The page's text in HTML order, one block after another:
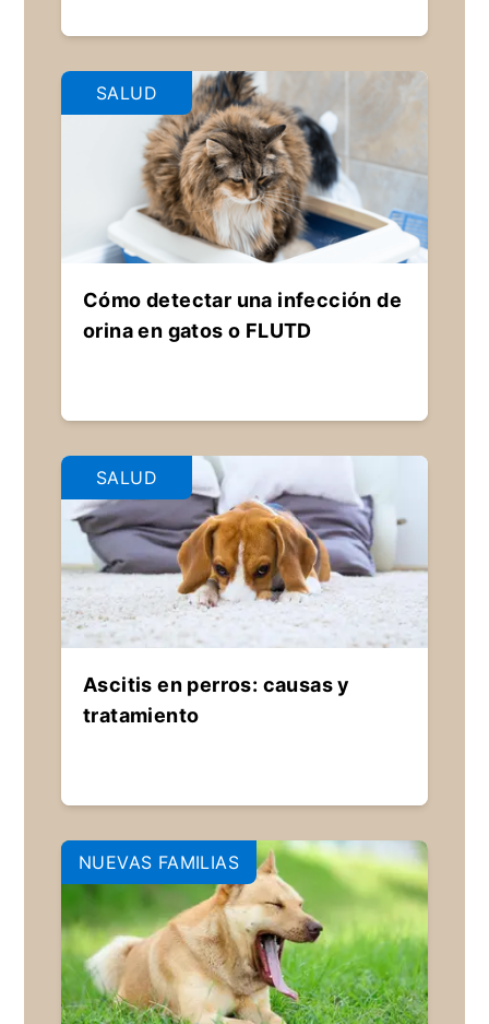
SALUD
Cómo detectar una infección de
orina en gatos o FLUTD
SALUD
Ascitis en perros: causas y
tratamiento
NUEVAS FAMILIAS